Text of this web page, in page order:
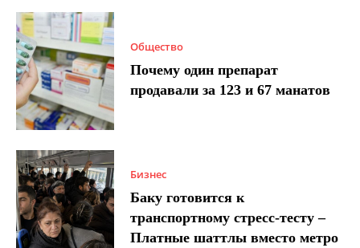
Общество
Почему один препарат
продавали за 123 и 67 манатов
Бизнес
Баку готовится к
транспортному стресс-тесту –
Платные шаттлы вместо метро